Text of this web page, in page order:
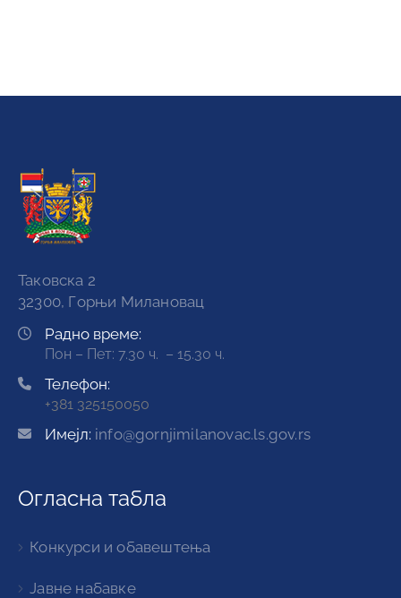
Таковска 2
32300, Горњи Милановац
Радно време:
Пон – Пет: 7.30 ч. – 15.30 ч.
Телефон:
+381 325150050
Имејл: info@gornjimilanovac.ls.gov.rs
Огласна табла
Конкурси и обавештења
Јавне набавке